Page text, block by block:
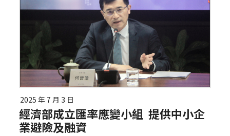
2025 年 7 月 3 日
經濟部成立匯率應變小組 提供中小企
業避險及融資